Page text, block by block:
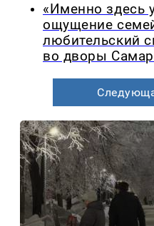
«Именно здесь
ощущение
любительский
во дворы